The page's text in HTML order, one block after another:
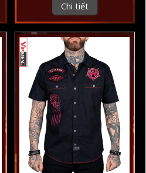
Chi tiết